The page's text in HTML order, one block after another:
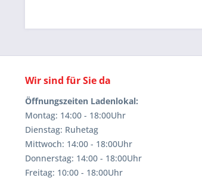
Wir sind für Sie da
Öffnungszeiten Ladenlokal:
Montag: 14:00 - 18:00Uhr
Dienstag: Ruhetag
Mittwoch: 14:00 - 18:00Uhr
Donnerstag: 14:00 - 18:00Uhr
Freitag: 10:00 - 18:00Uhr